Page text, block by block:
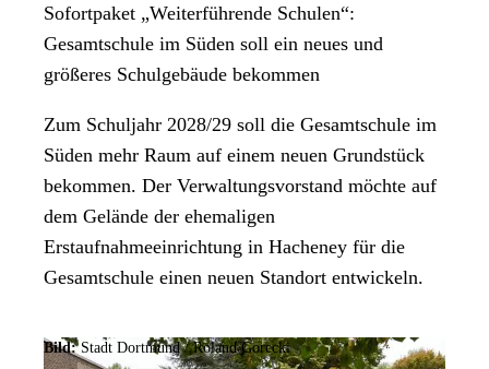
Sofortpaket „Weiterführende Schulen“:
Gesamtschule im Süden soll ein neues und
größeres Schulgebäude bekommen
Zum Schuljahr 2028/29 soll die Gesamtschule im
Süden mehr Raum auf einem neuen Grundstück
bekommen. Der Verwaltungsvorstand möchte auf
dem Gelände der ehemaligen
Erstaufnahmeeinrichtung in Hacheney für die
Gesamtschule einen neuen Standort entwickeln.
Bild:Stadt Dortmund / Roland Gorecki